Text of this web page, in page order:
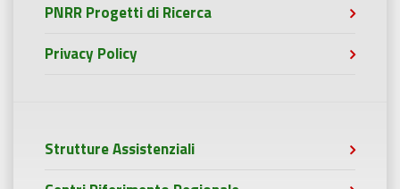
PNRR Progetti di Ricerca
Privacy Policy
Strutture Assistenziali